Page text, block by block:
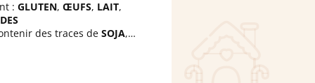
: GLUTEN, ŒUFS, LAIT,
des traces de SOJA,